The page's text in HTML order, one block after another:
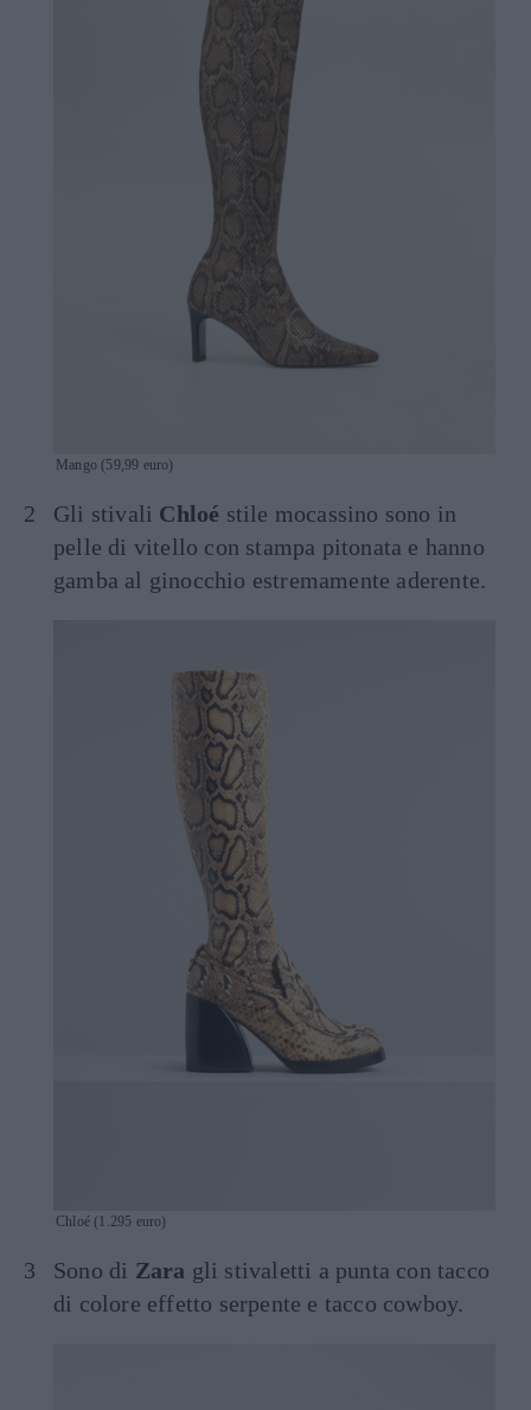
Mango (59,99 euro)
Gli stivali Chloé stile mocassino sono in
pelle di vitello con stampa pitonata e hanno
gamba al ginocchio estremamente aderente.
Chloé (1.295 euro)
Sono di Zara gli stivaletti a punta con tacco
di colore effetto serpente e tacco cowboy.